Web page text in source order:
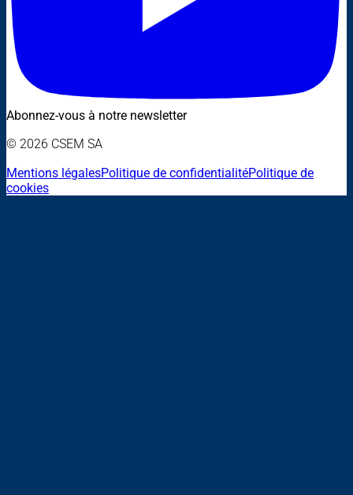
Abonnez-vous à notre newsletter
© 2026 CSEM SA
Mentions légalesPolitique de confidentialitéPolitique de
cookies